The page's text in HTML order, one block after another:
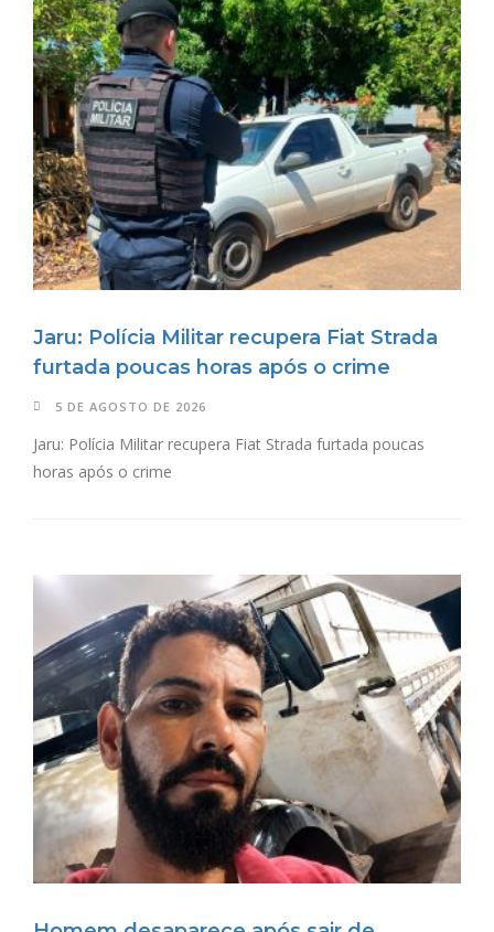
Jaru: Polícia Militar recupera Fiat Strada
furtada poucas horas após o crime
5 DE AGOSTO DE 2026
Jaru: Polícia Militar recupera Fiat Strada furtada poucas
horas após o crime